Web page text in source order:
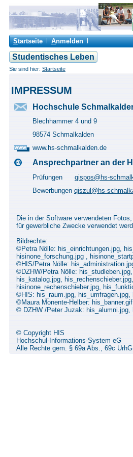
Startseite Anmelden
Studentisches Leben
Sie sind hier: Startseite
IMPRESSUM
Hochschule
Blechhammer 4 und 9
98574 Schmalkalden
www.hs-schmalkalden.de
Ansprechpartner an der
Prüfungen qispos@hs-
Bewerbungen qiszul@hs-
Die in der Software verwendeten
für gewerbliche Zwecke verwendet
Bildrechte:
©Petra Nölle: his_einrichtungen.jpg,
hisinone_forschung.jpg ,
©HIS/Petra Nölle:
©DZHW/Petra Nölle:
his_katalog.jpg,
hisinone_rechenschieber.jpg,
©HIS: his_raum.jpg, his_umfragen.jpg,
©Maura Monente-Helber:
© DZHW /Peter Juzak: his_alumni.jpg,
© Copyright HIS
Hochschul-Informations-System eG
Alle Rechte gem. § 69a Abs., 69c